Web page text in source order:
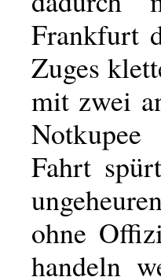
Frankfurt
Zuges
mit zwei
Fahrt
ohne
handeln